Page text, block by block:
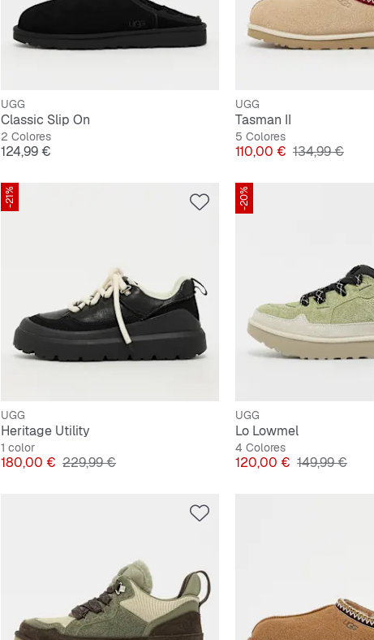
UGG
Classic Slip On
2 Colores
Precio
124,99 €
UGG
Tasman II
5 Colores
Precio
110,00 € Precio original
134,99 €
-21%
UGG
Heritage Utility
1 color
Precio
180,00 € Precio original
229,99 €
-20%
UGG
Lo Lowmel
4 Colores
Precio
120,00 € Precio original
149,99 €